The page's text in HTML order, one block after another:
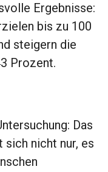
Ergebnisse:
bis zu 100
steigern die
Prozent.
Das
sich nicht nur, es